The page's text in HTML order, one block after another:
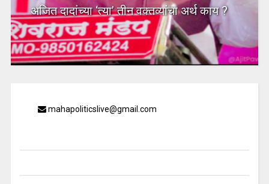
अजित दादांच्या ‘त्या’ तीन वक्तव्यांचा अर्थ काय ?
mahapoliticslive@gmail.com